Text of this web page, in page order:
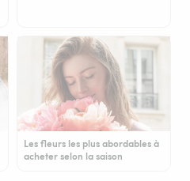
Les fleurs les plus abordables à
acheter selon la saison